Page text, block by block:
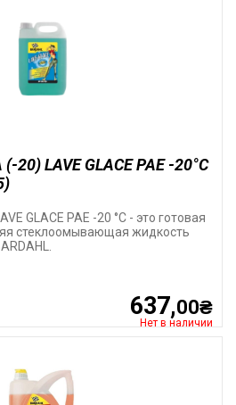
LAVE GLACE PAE -20°C
GLACE PAE -20 °C - это готовая
стеклоомывающая жидкость
637,00₴
Нет в наличии